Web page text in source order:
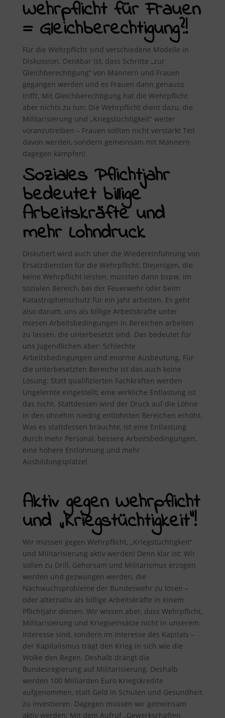
Wehrpflicht für Frauen
= Gleichberechtigung?!
Für die Wehrpflicht sind verschiedene Modelle in
Diskussion. Denkbar ist, dass Schritte „zur
Gleichberechtigung“ von Männern und Frauen
gegangen werden und es Frauen dann genauso
trifft. Mit Gleichberechtigung hat die Wehrpflicht
aber nichts zu tun: Die Wehrpflicht dient dazu, die
Militarisierung und „Kriegstüchtigkeit“ weiter
voranzutreiben – Frauen sollten nicht verstärkt Teil
davon werden, sondern gemeinsam mit Männern
dagegen kämpfen!
Soziales Pflichtjahr
bedeutet billige
Arbeitskräfte und
mehr Lohndruck
Diskutiert wird auch über die Wiedereinführung von
Ersatzdiensten für die Wehrpflicht: Diejenigen, die
keine Wehrpflicht leisten, müssten dann bspw. im
sozialen Bereich, bei der Feuerwehr oder beim
Katastrophenschutz für ein Jahr arbeiten. Es geht
also darum, uns als billige Arbeitskräfte unter
miesen Arbeitsbedingungen in Bereichen arbeiten
zu lassen, die unterbesetzt sind. Das bedeutet für
uns Jugendlichen aber: Schlechte
Arbeitsbedingungen und enorme Ausbeutung. Für
die unterbesetzten Bereiche ist das auch keine
Lösung: Statt qualifizierten Fachkräften werden
Ungelernte eingestellt, eine wirkliche Entlastung ist
das nicht. Stattdessen wird der Druck auf die Löhne
in den ohnehin niedrig entlohnten Bereichen erhöht.
Was es stattdessen bräuchte, ist eine Entlastung
durch mehr Personal, bessere Arbeitsbedingungen,
eine höhere Entlohnung und mehr
Ausbildungsplätze!
Aktiv gegen Wehrpflicht
und „Kriegstüchtigkeit“!
Wir müssen gegen Wehrpflicht, „Kriegstüchtigkeit“
und Militarisierung aktiv werden! Denn klar ist: Wir
sollen zu Drill, Gehorsam und Militarismus erzogen
werden und gezwungen werden, die
Nachwuchsprobleme der Bundeswehr zu lösen –
oder alternativ als billige Arbeitskräfte in einem
Pflichtjahr dienen. Wir wissen aber, dass Wehrpflicht,
Militarisierung und Kriegseinsätze nicht in unserem
Interesse sind, sondern im Interesse des Kapitals –
der Kapitalismus trägt den Krieg in sich wie die
Wolke den Regen. Deshalb drängt die
Bundesregierung auf Militarisierung. Deshalb
werden 100 Milliarden Euro Kriegskredite
aufgenommen, statt Geld in Schulen und Gesundheit
zu investieren. Dagegen müssen wir gemeinsam
aktiv werden: Mit dem Aufruf „Gewerkschaften